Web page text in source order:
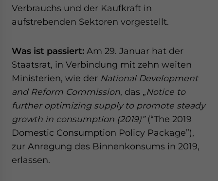
Verbrauchs und der Kaufkraft in
aufstrebenden Sektoren vorgestellt.
Was ist passiert: Am 29. Januar hat der
Staatsrat, in Verbindung mit zehn weiten
Ministerien, wie der National Development
and Reform Commission, das „Notice to
further optimizing supply to promote steady
growth in consumption (2019)” (“The 2019
Domestic Consumption Policy Package”),
zur Anregung des Binnenkonsums in 2019,
erlassen.
- case sensitive